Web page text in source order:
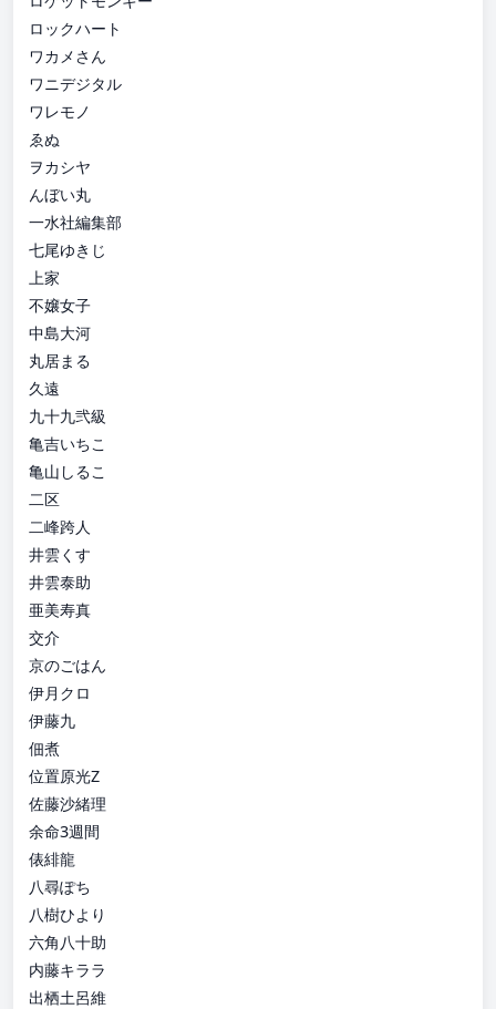
ロックハート
ワカメさん
ワニデジタル
ワレモノ
ゑぬ
ヲカシヤ
んぼい丸
一水社編集部
七尾ゆきじ
上家
不嬢女子
中島大河
丸居まる
久遠
九十九弐級
亀吉いちこ
亀山しるこ
二区
二峰跨人
井雲くす
井雲泰助
亜美寿真
交介
京のごはん
伊月クロ
伊藤九
佃煮
位置原光Z
佐藤沙緒理
余命3週間
俵緋龍
八尋ぽち
八樹ひより
六角八十助
内藤キララ
出栖土呂維